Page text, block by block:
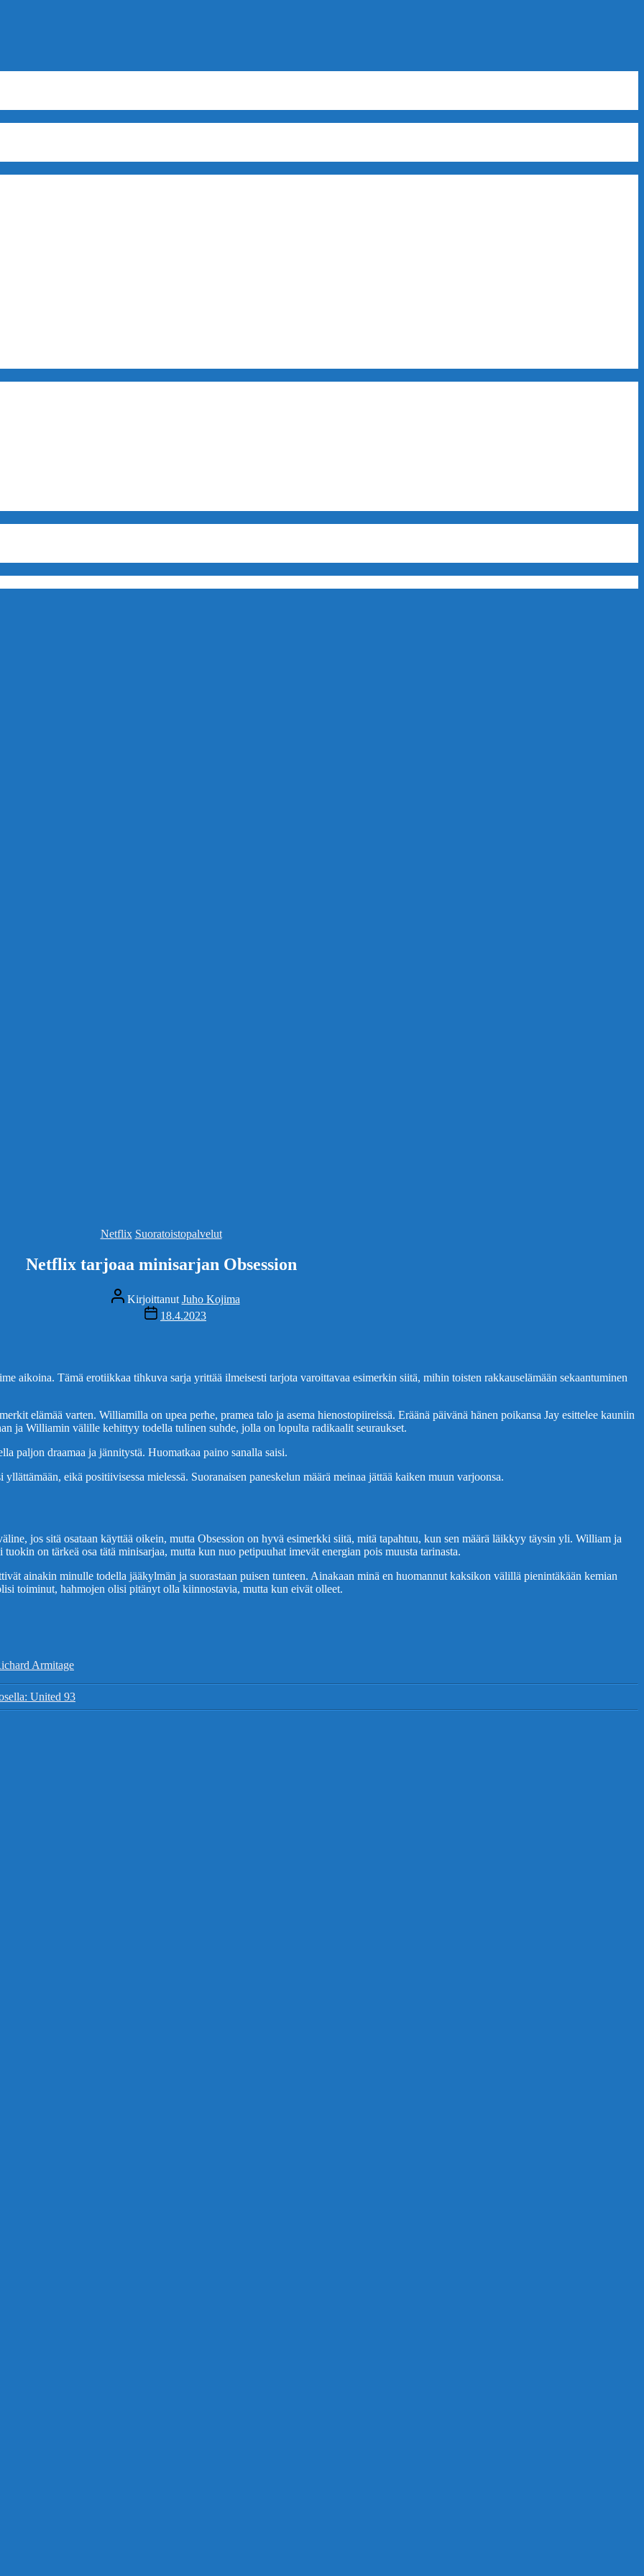
Kategoriat
Netflix Suoratoistopalvelut
Netflix tarjoaa minisarjan Obsession
Kirjoittaja
Kirjoittanut Juho Kojima
Julkaisupäivämäärä
18.4.2023
aikoina. Tämä erotiikkaa tihkuva sarja yrittää ilmeisesti tarjota varoittavaa esimerkin siitä, mihin toisten rakkauselämään sekaantuminen
elämää varten. Williamilla on upea perhe, pramea talo ja asema hienostopiireissä. Eräänä päivänä hänen poikansa Jay esittelee kauniin
ja Williamin välille kehittyy todella tulinen suhde, jolla on lopulta radikaalit seuraukset.
paljon draamaa ja jännitystä. Huomatkaa paino sanalla saisi.
eikä positiivisessa mielessä. Suoranaisen paneskelun määrä meinaa jättää kaiken muun varjoonsa.
jos sitä osataan käyttää oikein, mutta Obsession on hyvä esimerkki siitä, mitä tapahtuu, kun sen määrä läikkyy täysin yli. William ja
on tärkeä osa tätä minisarjaa, mutta kun nuo petipuuhat imevät energian pois muusta tarinasta.
ainakin minulle todella jääkylmän ja suorastaan puisen tunteen. Ainakaan minä en huomannut kaksikon välillä pienintäkään kemian
toiminut, hahmojen olisi pitänyt olla kiinnostavia, mutta kun eivät olleet.
Armitage
United 93